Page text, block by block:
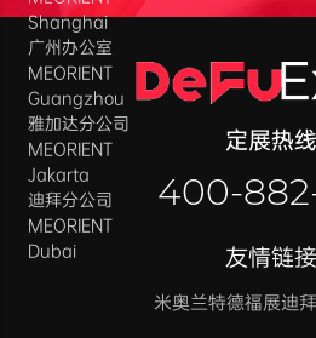
Shanghai
广州办公室
MEORIENT
Guangzhou
雅加达分公司
MEORIENT
Jakarta
迪拜分公司
MEORIENT
Dubai
定展热线
400-882-
友情链接
米奥兰特德福展迪